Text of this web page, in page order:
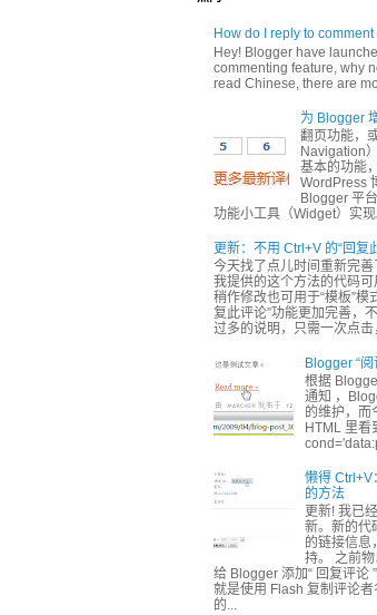
How do I reply to
Hey! Blogger have
commenting feature, why
read Chinese, there are
为 Blogger
翻页功能，
Navigation
基本的功能
WordPress
Blogger 平
功能小工具（Widget）实
更新：不用 Ctrl+V 的“回复
今天找了点儿时间重新完善
我提供的这个方法的代码可
稍作修改也可用于“模板”模
复此评论”功能更加完善，
过多的说明，只需一次点
Blogger “
根据
通知 ，
的维护，而
HTML 里看
懒得 Ctrl+V
的方法
更新! 我已
新。新的代
的链接信息
持。 之前
给 Blogger 添加“ 回复评论
就是使用 Flash 复制评论
的...